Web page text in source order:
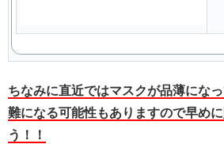
ちなみに直近ではマスクが品薄にな
難になる可能性もありますので早め
う！！